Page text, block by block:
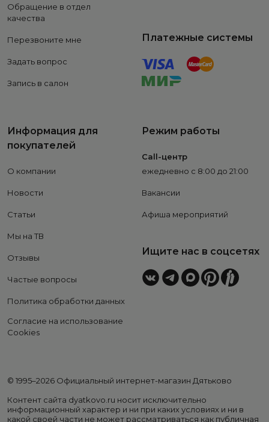
Обращение в отдел
качества
Перезвоните мне
Задать вопрос
Запись в салон
Платежные системы
Информация для
покупателей
О компании
Новости
Статьи
Мы на ТВ
Отзывы
Частые вопросы
Политика обработки данных
Согласие на использование
Cookies
Режим работы
Call-центр
ежедневно с 8:00 до 21:00
Вакансии
Афиша мероприятий
Ищите нас в соцсетях
© 1995–2026 Официальный интернет-магазин Дятьково
Контент сайта dyatkovo.ru носит исключительно
информационный характер и ни при каких условиях и ни в
какой своей части не может рассматриваться как публичная